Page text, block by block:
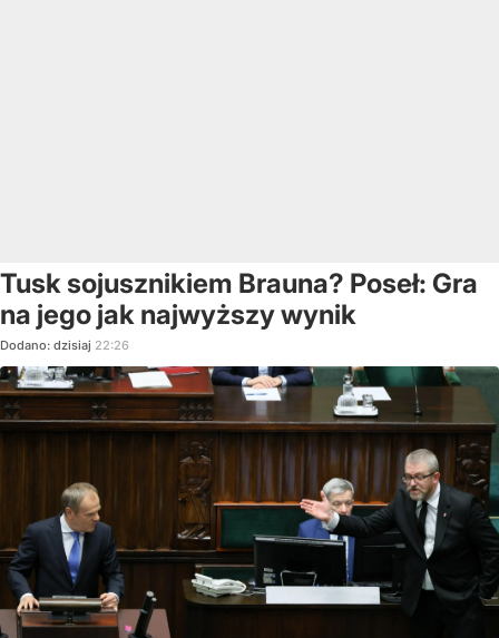
Tusk sojusznikiem Brauna? Poseł: Gra
na jego jak najwyższy wynik
Dodano: dzisiaj 22:26